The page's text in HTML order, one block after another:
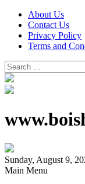
About Us
Contact Us
Privacy Policy
Terms and
Search
for:
Sunday, August 9,
Main Menu